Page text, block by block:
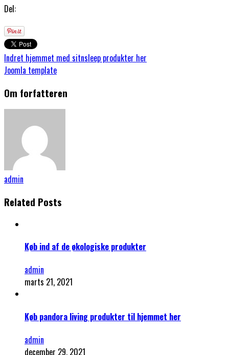
Del:
Indret hjemmet med sitnsleep produkter her
Joomla template
Om forfatteren
admin
Related Posts
Køb ind af de økologiske produkter
admin
marts 21, 2021
Køb pandora living produkter til hjemmet her
admin
december 29, 2021